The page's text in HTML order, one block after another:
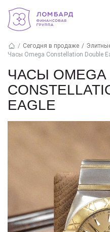
Сегодня в продаже
Часы Omega Constellation Double
ЧАСЫ OMEGA
EAGLE